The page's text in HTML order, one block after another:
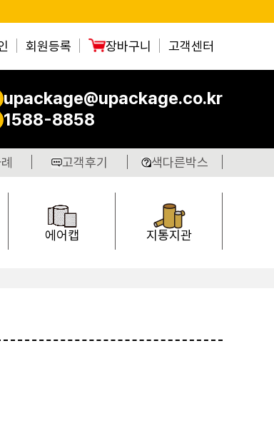
회원등록 장바구니 고객센터
upackage@upackage.co.kr
1588-8858
고객후기 색다른박스
에어캡 지통지관